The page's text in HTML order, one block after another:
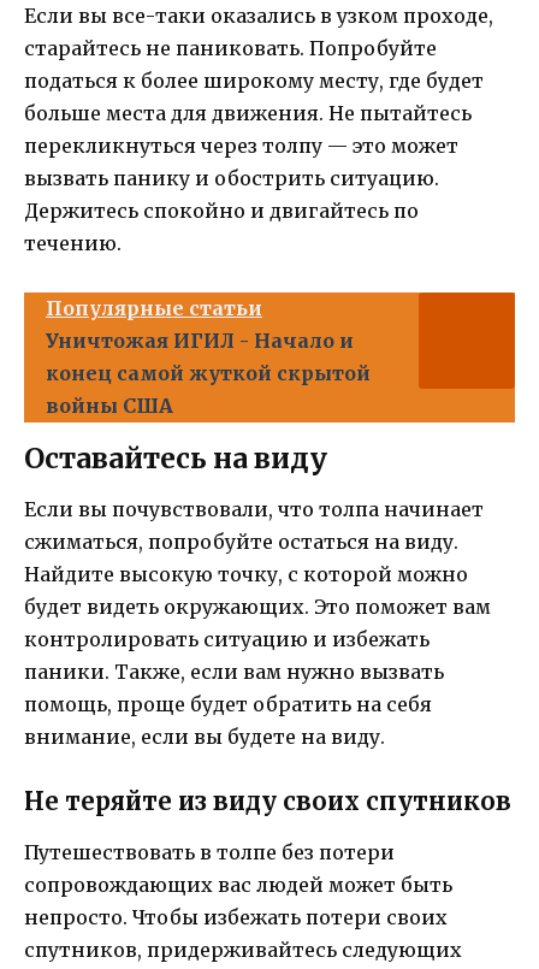
Если вы все-таки оказались в узком проходе,
старайтесь не паниковать. Попробуйте
податься к более широкому месту, где будет
больше места для движения. Не пытайтесь
перекликнуться через толпу — это может
вызвать панику и обострить ситуацию.
Держитесь спокойно и двигайтесь по
течению.
Популярные статьи
Уничтожая ИГИЛ - Начало и
конец самой жуткой скрытой
войны США
Оставайтесь на виду
Если вы почувствовали, что толпа начинает
сжиматься, попробуйте остаться на виду.
Найдите высокую точку, с которой можно
будет видеть окружающих. Это поможет вам
контролировать ситуацию и избежать
паники. Также, если вам нужно вызвать
помощь, проще будет обратить на себя
внимание, если вы будете на виду.
Не теряйте из виду своих спутников
Путешествовать в толпе без потери
сопровождающих вас людей может быть
непросто. Чтобы избежать потери своих
спутников, придерживайтесь следующих